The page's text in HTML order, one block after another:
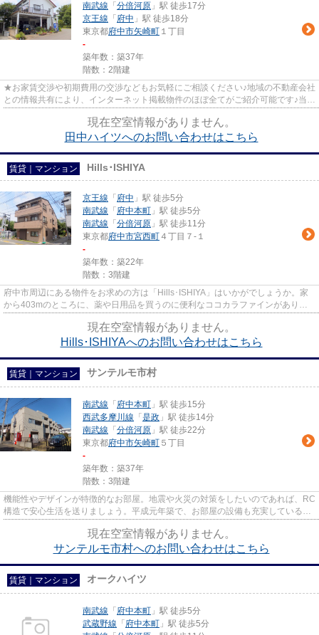
南武線 「 分倍河原 」駅 徒歩17分
京王線 「 府中 」駅 徒歩18分
東京都府中市矢崎町 １丁目
-
築年数：築37年
階数：2階建
★お家賃交渉や初期費用の交渉などもお気軽にご相談ください♪地域の不動産会社
との情報共有により、インターネット掲載物件のほぼ全てがご紹介可能です♪当店
現在空室情報がありません。
田中ハイツへのお問い合わせはこちら
賃貸｜マンション Hills･ISHIYA
京王線 「 府中 」駅 徒歩5分
南武線 「 府中本町 」駅 徒歩5分
南武線 「 分倍河原 」駅 徒歩11分
東京都府中市宮西町 ４丁目７-１
-
築年数：築22年
階数：3階建
府中市周辺にある物件をお求めの方は「Hills･ISHIYA」はいかがでしょうか。家
から403mのところに、薬や日用品を買うのに便利なココカラファインがありま
現在空室情報がありません。
Hills･ISHIYAへのお問い合わせはこちら
賃貸｜マンション サンテルモ市村
南武線 「 府中本町 」駅 徒歩15分
西武多摩川線 「 是政 」駅 徒歩14分
南武線 「 分倍河原 」駅 徒歩22分
東京都府中市矢崎町 ５丁目
-
築年数：築37年
階数：3階建
機能性やデザインが特徴的なお部屋。地震や火災の対策をしたいのであれば、RC
構造で安心生活を送りましょう。平成元年築で、お部屋の設備も充実している高
現在空室情報がありません。
サンテルモ市村へのお問い合わせはこちら
賃貸｜マンション オークハイツ
南武線 「 府中本町 」駅 徒歩5分
武蔵野線 「 府中本町 」駅 徒歩5分